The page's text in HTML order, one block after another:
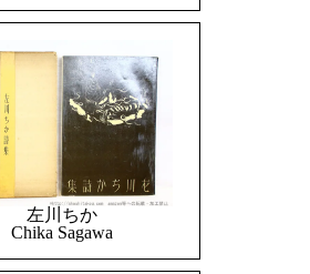
左川ちか
Chika Sagawa